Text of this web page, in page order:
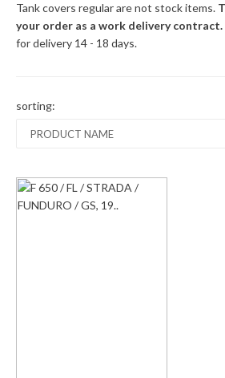
Tank covers regular are not stock items.
your order as a work delivery contract.
for delivery 14 - 18 days.
sorting: